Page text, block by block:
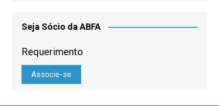
Seja Sócio da ABFA
Requerimento
Associe-se